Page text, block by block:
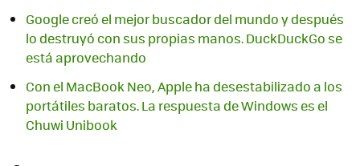
Google creó el mejor buscador del mundo y después
lo destruyó con sus propias manos. DuckDuckGo se
está aprovechando
Con el MacBook Neo, Apple ha desestabilizado a los
portátiles baratos. La respuesta de Windows es el
Chuwi Unibook